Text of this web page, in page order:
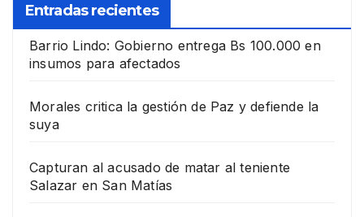
Entradas recientes
Barrio Lindo: Gobierno entrega Bs 100.000 en
insumos para afectados
Morales critica la gestión de Paz y defiende la
suya
Capturan al acusado de matar al teniente
Salazar en San Matías